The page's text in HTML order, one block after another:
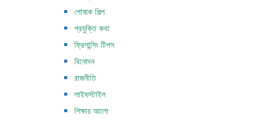
পোষাক শিল্প
প্রযুক্তি কথা
ফ্রিলান্সিং টিপস
বিনোদন
রাজনীতি
লাইফস্টাইল
শিক্ষার আলো